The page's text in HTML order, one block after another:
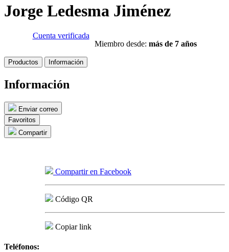
Jorge Ledesma Jiménez
Cuenta verificada
Miembro desde: más de 7 años
Productos Información
Información
Enviar correo
Favoritos
Compartir
Compartir en Facebook
Código QR
Copiar link
Teléfonos: